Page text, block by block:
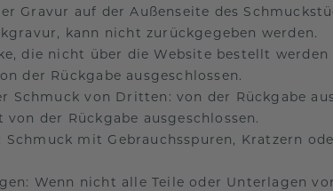
Gravur auf der Außenseite des
kann nicht zurückgegeben werden.
die nicht über die Website bestellt
der Rückgabe ausgeschlossen.
Schmuck von Dritten: von der Rückgabe
der Rückgabe ausgeschlossen.
Schmuck mit Gebrauchsspuren, Kratzern
Wenn nicht alle Teile oder Unterlagen